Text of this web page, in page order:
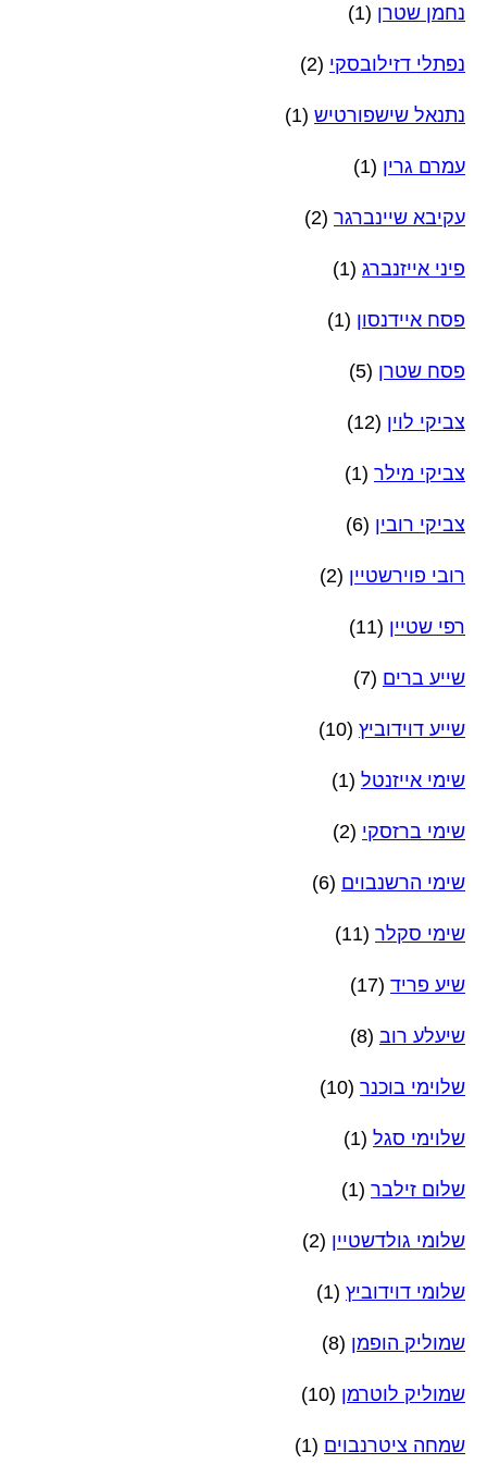
נחמן שטרן (1)
נפתלי דזילובסקי (2)
נתנאל שישפורטיש (1)
עמרם גרין (1)
עקיבא שיינברגר (2)
פיני אייזנברג (1)
פסח איידנסון (1)
פסח שטרן (5)
צביקי לוין (12)
צביקי מילר (1)
צביקי רובין (6)
רובי פוירשטיין (2)
רפי שטיין (11)
שייע ברים (7)
שייע דוידוביץ (10)
שימי אייזנטל (1)
שימי ברזסקי (2)
שימי הרשנבוים (6)
שימי סקלר (11)
שיע פריד (17)
שיעלע רוב (8)
שלוימי בוכנר (10)
שלוימי סגל (1)
שלום זילבר (1)
שלומי גולדשטיין (2)
שלומי דוידוביץ (1)
שמוליק הופמן (8)
שמוליק לוטרמן (10)
שמחה ציטרנבוים (1)